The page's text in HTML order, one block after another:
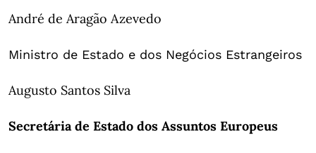
André de Aragão Azevedo
Ministro de Estado e dos Negócios Estrangeiros
Augusto Santos Silva
Secretária de Estado dos Assuntos Europeus